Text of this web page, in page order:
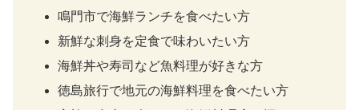
鳴門市で海鮮ランチを食べたい方
新鮮な刺身を定食で味わいたい方
海鮮丼や寿司など魚料理が好きな方
徳島旅行で地元の海鮮料理を食べたい方